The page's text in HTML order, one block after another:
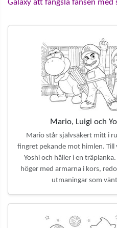
Galaxy att fängsla fansen
Mario, Luigi och
Mario står självsäkert mitt i
fingret pekande mot himlen. Till
Yoshi och håller i en
höger med armarna i kors,
utmaningar som